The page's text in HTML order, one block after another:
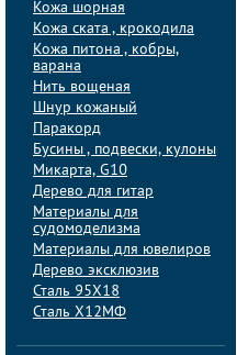
Кожа шорная
Кожа ската , крокодила
Кожа питона , кобры,
варана
Нить вощеная
Шнур кожаный
Паракорд
Бусины , подвески, кулоны
Микарта, G10
Дерево для гитар
Материалы для
судомоделизма
Материалы для ювелиров
Дерево эксклюзив
Сталь 95Х18
Сталь Х12МФ